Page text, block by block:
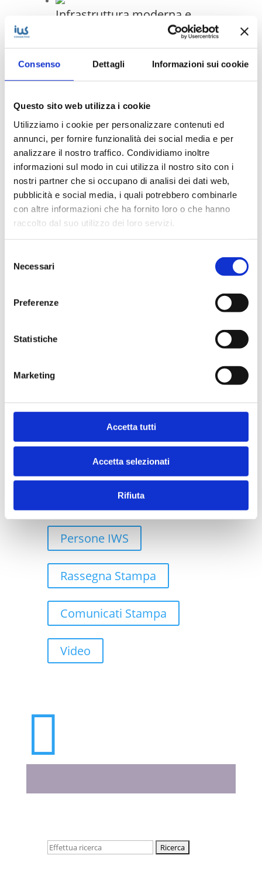
Consenso Dettagli Informazioni sui cookie
Questo sito web utilizza i cookie
Utilizziamo i cookie per personalizzare contenuti ed
annunci, per fornire funzionalità dei social media e per
analizzare il nostro traffico. Condividiamo inoltre
informazioni sul modo in cui utilizza il nostro sito con i
nostri partner che si occupano di analisi dei dati web,
pubblicità e social media, i quali potrebbero combinarle
con altre informazioni che ha fornito loro o che hanno
raccolto dal suo utilizzo dei loro servizi.
delNecessari
Preferenze
Statistiche
Marketing
Accetta tutti
Accetta selezionati
Rifiuta
Infrastruttura moderna e
gestione unificata: il progetto
di migrazione IT per Generale
Costruzioni Ferroviarie
Elettriche S.p.A.
In evidenza
IWS Consulting partner tecnologico di
Tresor Attempto Racing anche per la
stagione 2026
Case Study
Robotic Process Automation
Persone IWS
Rassegna Stampa
Comunicati Stampa
Video

Cerca: